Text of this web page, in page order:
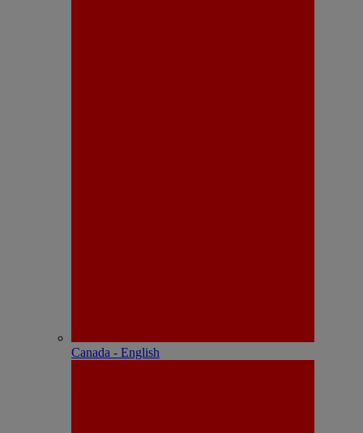
Canada - English